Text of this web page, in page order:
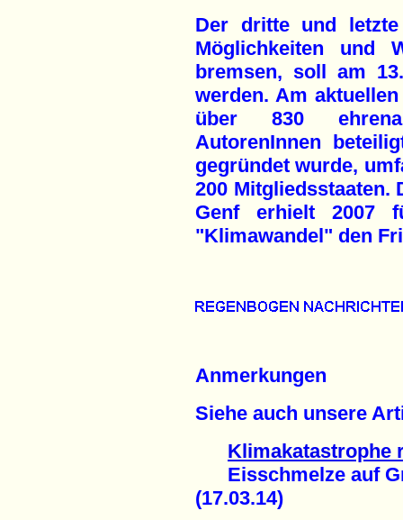
Der dritte und
Möglichkeiten und
bremsen, soll am
werden. Am
über 830
AutorenInnen
gegründet wurde,
200 Mitgliedsstaaten.
Genf erhielt 2007
"Klimawandel" den
Anmerkungen
Siehe auch unsere
Klimakatastrophe
Eisschmelze auf
(17.03.14)